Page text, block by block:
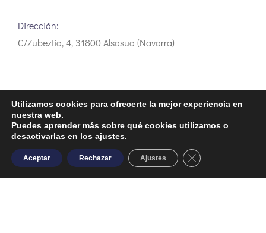
Dirección:
C/Zubeztia, 4, 31800 Alsasua (Navarra)
Aviso Legal Política de privacidad Política de Cookies
Desarrollo web Aldor Internet
Utilizamos cookies para ofrecerte la mejor experiencia en
nuestra web.
Puedes aprender más sobre qué cookies utilizamos o
desactivarlas en los ajustes.
Aceptar Rechazar Ajustes Close GDPR